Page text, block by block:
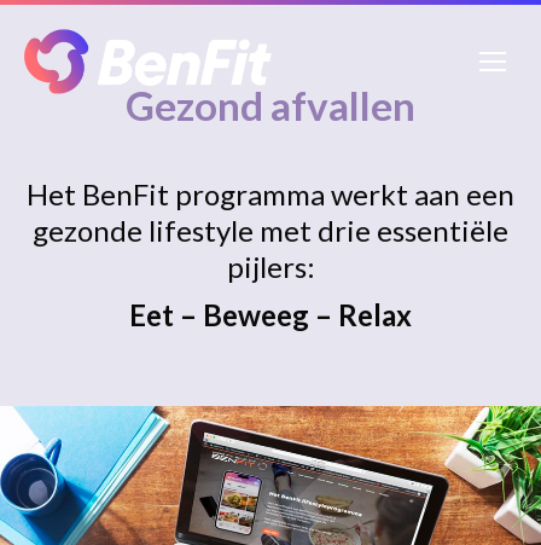
Gezond afvallen
Het BenFit programma werkt aan een
gezonde lifestyle met drie essentiële
pijlers:
Eet – Beweeg – Relax